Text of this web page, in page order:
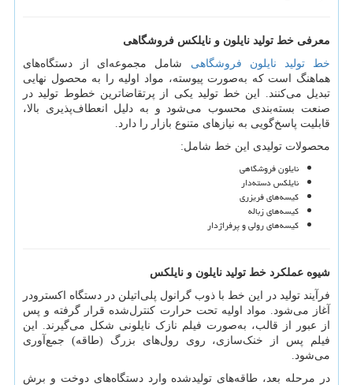
معرفی خط تولید نایلون و نایلکس فروشگاهی
خط تولید نایلون فروشگاهی شامل مجموعه‌ای از دستگاه‌های
هماهنگ است که به‌صورت پیوسته، مواد اولیه را به محصول نهایی
تبدیل می‌کنند. این خط تولید یکی از پرتقاضاترین خطوط تولید در
صنعت بسته‌بندی محسوب می‌شود و به دلیل انعطاف‌پذیری بالا،
قابلیت پاسخ‌گویی به نیازهای متنوع بازار را دارد.
محصولات تولیدی این خط شامل:
نایلون فروشگاهی
نایلکس دسته‌دار
کیسه‌های فریزری
کیسه‌های زباله
کیسه‌های رولی و پرفراژدار
شیوه عملکرد خط تولید نایلون و نایلکس
فرآیند تولید در این خط با ذوب گرانول پلی‌اتیلن در دستگاه اکسترودر
آغاز می‌شود. مواد اولیه تحت حرارت کنترل‌شده قرار گرفته و پس
از عبور از قالب، به‌صورت فیلم نازک نایلونی شکل می‌گیرند. این
فیلم پس از خنک‌سازی، روی رول‌های بزرگ (طاقه) جمع‌آوری
می‌شود.
در مرحله بعد، طاقه‌های تولیدشده وارد دستگاه‌های دوخت و برش